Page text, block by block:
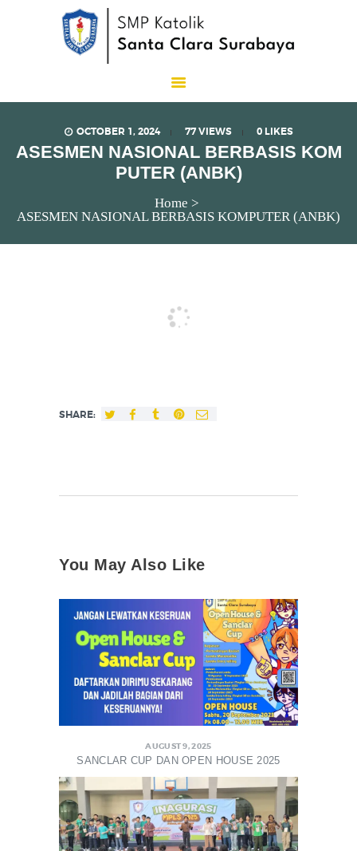
OCTOBER 1, 2024 77 VIEWS 0 LIKES
ASESMEN NASIONAL BERBASIS KOM
PUTER (ANBK)
Home
ASESMEN NASIONAL BERBASIS KOMPUTER (ANBK)
SMP Katolik Santa Clara
SHARE:
You May Also Like
AUGUST 9, 2025
SANCLAR CUP DAN OPEN HOUSE 2025